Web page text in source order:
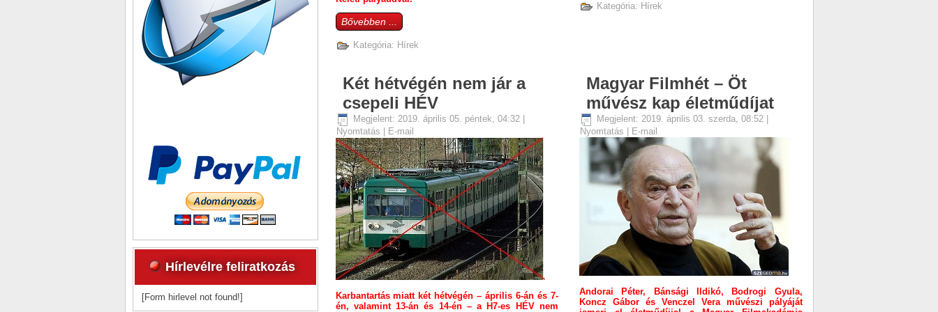
Hírlevélre feliratkozás
[Form hirlevel not found!]
Bővebben ...
Kategória: Hírek
Kategória: Hírek
Két hétvégén nem jár a
csepeli HÉV
Megjelent: 2019. április 05. péntek, 04:32|
Nyomtatás
E-mail
Karbantartás miatt két hétvégén – április 6-án és 7-
én, valamint 13-án és 14-én – a H7-es HÉV nem
Magyar Filmhét – Öt
művész kap életműdíjat
Megjelent: 2019. április 03. szerda, 08:52
Nyomtatás
E-mail
Andorai Péter, Bánsági Ildikó, Bodrogi Gyula,
Koncz Gábor és Venczel Vera művészi pályáját